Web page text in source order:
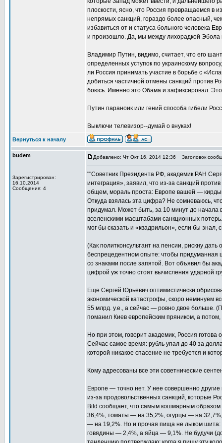
плоскости, ясно, что Россия превращаемся в
непрямых санкций, гораздо более опасный,
избавиться от и статуса больного человека
и произошло. Да, мы между лихорадкой Эбола
Владимир Путин, видимо, считает, что его
определенных уступок по украинскому
ли Россия принимать участие в борьбе с
добиться частичной отмены санкций против
боюсь. Именно это Обама и зафиксировал.
Путин параноик или гений способа гибели
Выключи телевизор--думай о внуках!
Вернуться к началу
budem
Зарегистрирован:
16.10.2014
Сообщения: 4
Добавлено: Чт Окт 16, 2014 12:36 Заголовок
""Советник Президента РФ, академик РАН
интеграция», заявил, что из-за санкций
общем, мораль проста: Европе вашей —
Откуда взялась эта цифра? Не сомневаюсь,
придумал. Может быть, за 10 минут до начала
вселенскими масштабами санкционных
мог бы сказать и «квадрильон», если бы знал,
(Как политконсультант на пенсии, рискну
беспрецедентном опыте: чтобы придуманная
со знаками после запятой. Вот объявил бы
цифрой уж точно стоят вычисления ударной
Еще Сергей Юрьевич оптимистически
экономической катастрофы, скоро неминуем
55 млрд. у.е., а сейчас — ровно двое больше.
поманил Киев европейским пряником, а потом,
Но при этом, говорит академик, Россия
Сейчас самое время: рубль упал до 40 за
которой никакое спасение не требуется и
Кому адресованы все эти советнические
Европе — точно нет. У нее совершенно
из-за продовольственных санкций, которые
Bild сообщает, что самым кошмарным
36,4%, томаты — на 35,2%, огурцы — на
— на 19,2%. Но и прочая пища не лыком шита:
говядины — 2,4%, а яйца — 9,1%. Не будучи